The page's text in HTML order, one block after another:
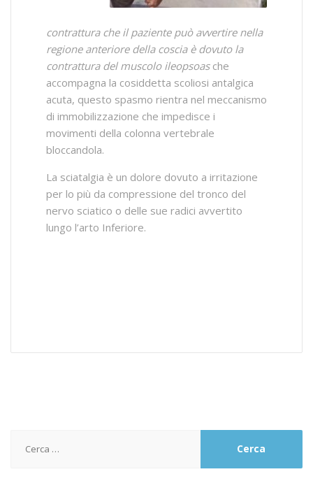
contrattura che il paziente può avvertire nella
regione anteriore della coscia è dovuto la
contrattura del muscolo ileopsoasche
accompagna la cosiddetta scoliosi antalgica
acuta, questo spasmo rientra nel meccanismo
di immobilizzazione che impedisce i
movimenti della colonna vertebrale
bloccandola.
La sciatalgia è un dolore dovuto a irritazione
per lo più da compressione del tronco del
nervo sciatico o delle sue radici avvertito
lungo l’arto Inferiore.
per: